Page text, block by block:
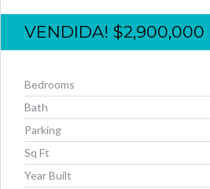
VENDIDA! $2,900,000
Bedrooms
Bath
Parking
Sq Ft
Year Built